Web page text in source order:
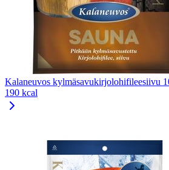
Kalaneuvos kylmäsavukirjolohifileesiivu
190 kcal